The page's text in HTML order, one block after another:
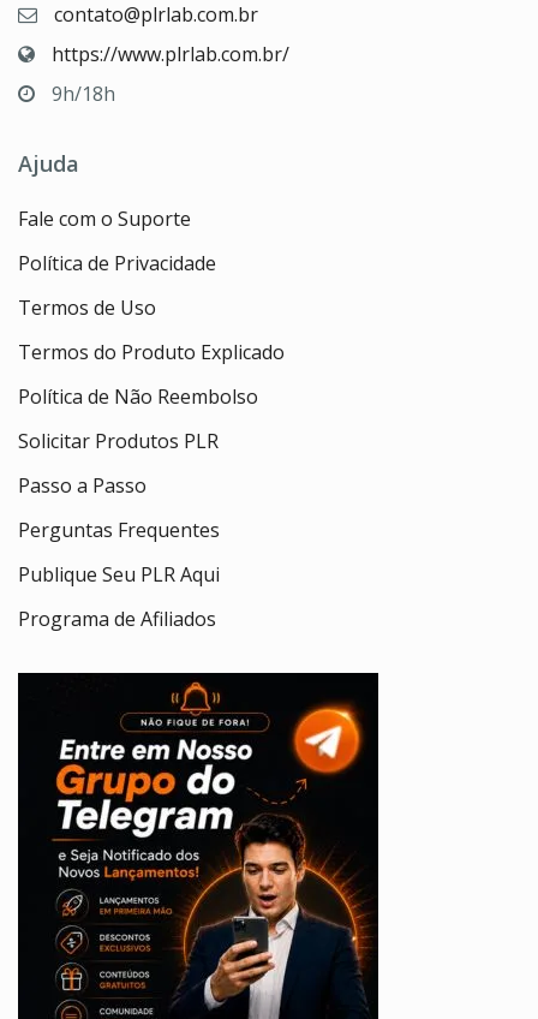
contato@plrlab.com.br
https://www.plrlab.com.br/
9h/18h
Ajuda
Fale com o Suporte
Política de Privacidade
Termos de Uso
Termos do Produto Explicado
Política de Não Reembolso
Solicitar Produtos PLR
Passo a Passo
Perguntas Frequentes
Publique Seu PLR Aqui
Programa de Afiliados